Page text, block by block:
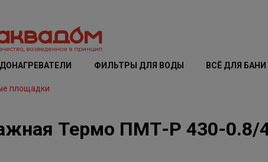
ФИЛЬТРЫ ДЛЯ ВОДЫ ВСЁ ДЛЯ БАНИ
площадки
Термо ПМТ-Р 430-0.8/